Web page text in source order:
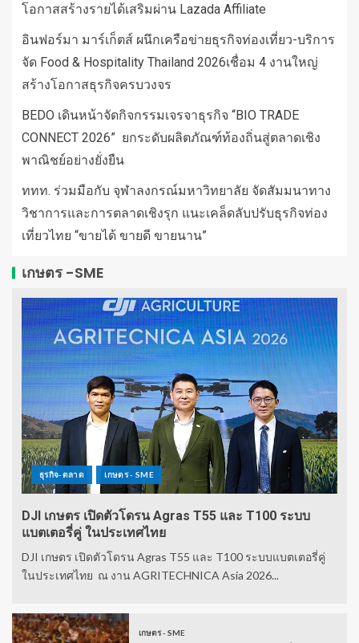
โอกาสสร้างรายได้เสริมผ่าน Lazada Affiliate
อินฟอร์มา มาร์เก็ตส์ ผนึกเครือข่ายธุรกิจท่องเที่ยว-บริการ
จัด Food & Hospitality Thailand 2026เชื่อม 4 งานใหญ่
สร้างโอกาสธุรกิจครบวงจร
BEDO เดินหน้าจัดกิจกรรมเจรจาธุรกิจ “BIO TRADE
CONNECT 2026” ยกระดับผลิตภัณฑ์ท้องถิ่นสู่ตลาดเชิง
พาณิชย์อย่างยั่งยืน
ททท. ร่วมมือกับ จุฬาลงกรณ์มหาวิทยาลัย จัดสัมมนาทาง
วิชาการและการตลาดเชิงรุก แนะเคล็ดลับปรับธุรกิจท่อง
เที่ยวไทย “ขายได้ ขายดี ขายนาน”
เกษตร -SME
ธุรกิจ-ตลาด เกษตร - SME
DJI เกษตร เปิดตัวโดรน Agras T55 และ T100 ระบบ
แบตเตอรี่คู่ ในประเทศไทย
DJI เกษตร เปิดตัวโดรน Agras T55 และ T100 ระบบแบตเตอรี่คู่
ในประเทศไทย ณ งาน AGRITECHNICA Asia 2026...
เกษตร - SME